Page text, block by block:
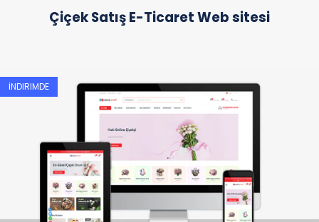
Çiçek Satış E-Ticaret Web sitesi
İNDIRIMDE